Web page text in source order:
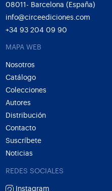
08011- Barcelona (España)
info@circeediciones.com
+34 93 204 09 90
MAPA WEB
Nosotros
Catálogo
Colecciones
Autores
Distribución
Contacto
Suscríbete
Noticias
REDES SOCIALES
Instagram